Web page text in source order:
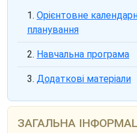
Орієнтовне
планування
Навчальна програма
Додаткові матеріали
ЗАГАЛЬНА